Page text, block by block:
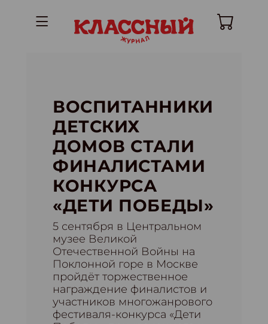
ВОСПИТАННИКИ
ДЕТСКИХ
ДОМОВ СТАЛИ
ФИНАЛИСТАМИ
КОНКУРСА
«ДЕТИ ПОБЕДЫ»
5 сентября в Центральном
музее Великой
Отечественной Войны на
Поклонной горе в Москве
пройдёт торжественное
награждение финалистов и
участников многожанрового
фестиваля-конкурса «Дети